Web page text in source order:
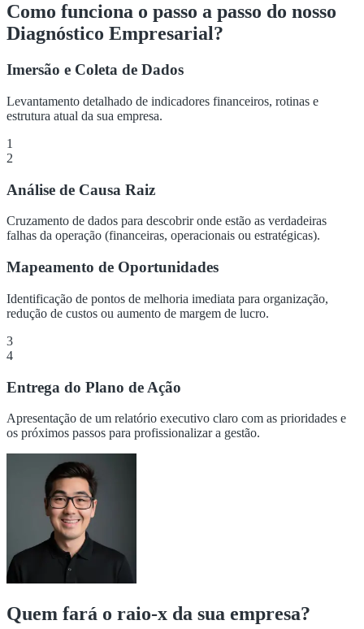
Como funciona o passo a passo do nosso
Diagnóstico Empresarial?
Imersão e Coleta de Dados
Levantamento detalhado de indicadores financeiros, rotinas e
estrutura atual da sua empresa.
1
2
Análise de Causa Raiz
Cruzamento de dados para descobrir onde estão as verdadeiras
falhas da operação (financeiras, operacionais ou estratégicas).
Mapeamento de Oportunidades
Identificação de pontos de melhoria imediata para organização,
redução de custos ou aumento de margem de lucro.
3
4
Entrega do Plano de Ação
Apresentação de um relatório executivo claro com as prioridades e
os próximos passos para profissionalizar a gestão.
Quem fará o raio-x da sua empresa?